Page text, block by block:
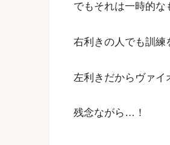
でもそれは一時的な
右利きの人でも訓練
左利きだからヴァイ
残念ながら…！